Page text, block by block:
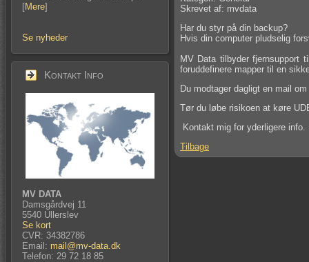
[Mere]
Se nyheder
Kontakt Info
MV DATA
Damsgårdvej 11
5540 Ullerslev
Se kort
CVR: 34382786
Email: mail@mv-data.dk
Telefon: 29 72 18 85
Skrevet af: mvdata
Har du styr på din backup?
Hvis din computer pludselig
MV Data tilbyder fjernsupport
foruddefinere mapper til en
Du modtager dagligt en mail
Tør du løbe risikoen at køre
Kontakt mig for yderligere info.
Tilbage